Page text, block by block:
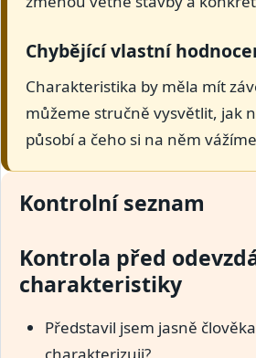
Chybějící vlastní
Charakteristika by měla mít
můžeme stručně vysvětlit, jak
působí a čeho si na něm
Kontrolní seznam
Kontrola před
charakteristiky
Představil jsem jasně